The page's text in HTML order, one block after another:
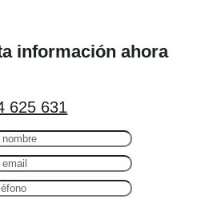
información ahora
625 631